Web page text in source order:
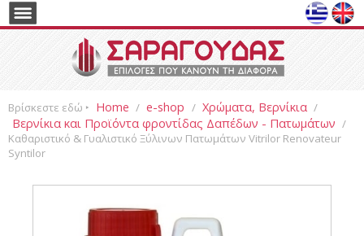
Βρίσκεστε εδώ ‣ Home / e-shop / Χρώματα, Βερνίκια /
Βερνίκια και Προϊόντα φροντίδας Δαπέδων - Πατωμάτων /
Καθαριστικό & Γυαλιστικό Ξύλινων Πατωμάτων Vitrilor Renovateur
Syntilor